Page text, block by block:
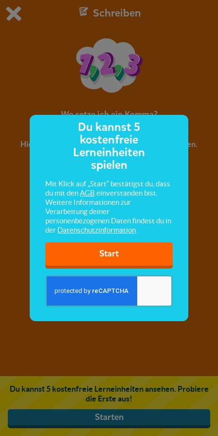
Du spielst die kostenfreie Testversion von scoyo.
Jetzt bestellen
1
Schreiben
Wo setze ich ein Komma?
Hier lernst du Kommas bei Aufzählungen zu setzen.
Du kannst 5 kostenfreie Lerneinheiten ansehen. Probiere
die Erste aus!
Starten
Du kannst 5
kostenfreie
Lerneinheiten
spielen
Mit Klick auf „Start“ bestätigst du, dass
du mit denAGB einverstanden bist.
Weitere Informationen zur
Verarbeitung deiner
personenbezogenen Daten findest du in
der Datenschutzinformation
Start